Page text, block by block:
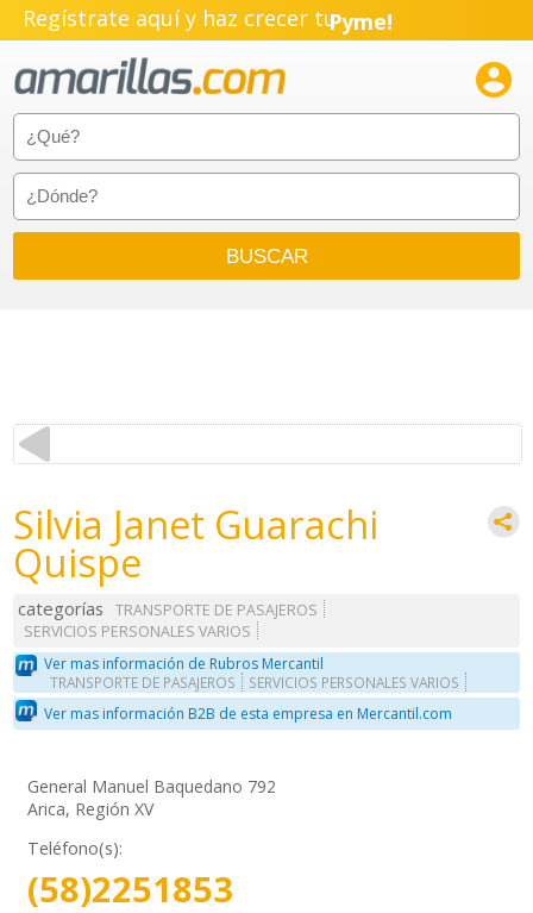
Regístrate aquí y haz crecer tuPyme!
Emprendimiento!

Silvia Janet Guarachi
Quispe
categorías
TRANSPORTE DE PASAJEROS
SERVICIOS PERSONALES VARIOS
Ver mas información de Rubros Mercantil
TRANSPORTE DE PASAJEROS SERVICIOS PERSONALES VARIOS
Ver mas información B2B de esta empresa en Mercantil.com
General Manuel Baquedano 792
Arica, Región XV
Teléfono(s):
(58)2251853